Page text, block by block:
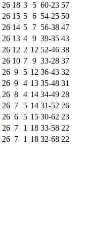
26 18 3 5 60-23 57
26 15 5 6 54-25 50
26 14 5 7 56-38 47
26 13 4 9 39-35 43
26 12 2 12 52-46 38
26 10 7 9 33-28 37
26 9 5 12 36-43 32
26 9 4 13 35-48 31
26 8 4 14 34-49 28
26 7 5 14 31-52 26
26 6 5 15 30-62 23
26 7 1 18 33-58 22
26 7 1 18 32-68 22